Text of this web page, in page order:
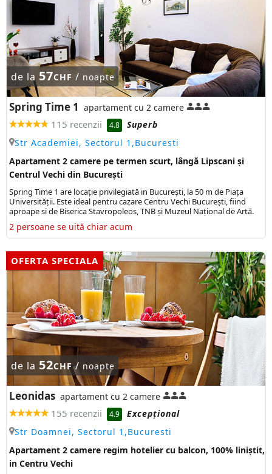
de la 57CHF / noapte
Spring Time 1 apartament cu 2 camere
115 recenzii 4.8
Superb
Str Academiei, Sectorul 1,Bucuresti
Apartament 2 camere pe termen scurt, lângă Lipscani și
Centrul Vechi din București
Spring Time 1 are locație privilegiată in București, la 50 m de Piața
Universității. Este ideal pentru cazare Centru Vechi București, fiind
aproape si de Biserica Stavropoleos, TNB și Muzeul Național de Artă.
2 persoane se uită chiar acum
OFERTA SPECIALA
de la 52CHF/ noapte
Leonidas apartament cu 2 camere
155 recenzii 4.9
Excepţional
Str Doamnei, Sectorul 1,Bucuresti
Apartament 2 camere regim hotelier cu balcon, 100% liniștit,
in Centru Vechi